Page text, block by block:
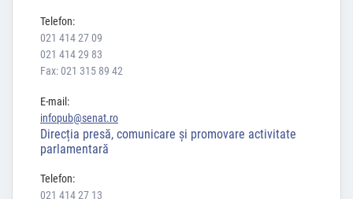
Telefon:
021 414 27 09
021 414 29 83
Fax: 021 315 89 42
E-mail:
infopub@senat.ro
Direcția presă, comunicare și promovare activitate
parlamentară
Telefon:
021 414 27 13